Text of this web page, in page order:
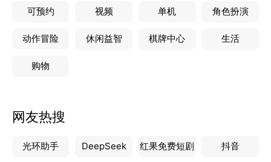
可预约 视频 单机 角色扮演
动作冒险 休闲益智 棋牌中心 生活
购物
网友热搜
光环助手 DeepSeek 红果免费短剧 抖音